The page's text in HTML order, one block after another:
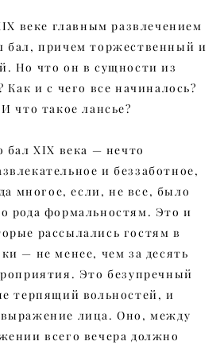
веке главным развлечением
бал, причем торжественный и
Но что он в сущности из
Как и с чего все начиналось?
что такое лансье?
бал XIX века — нечто
и беззаботное,
многое, если, не все, было
рода формальностям. Это и
рассылались гостям в
— не менее, чем за десять
Это безупречный
терпящий вольностей, и
выражение лица. Оно, между
всего вечера должно